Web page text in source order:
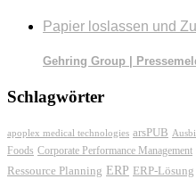
Papier loslassen und
Gehring Group |
Schlagwörter
apoplex medical technologies arsPUB
Foods Corporate Performance Management
Ressource Planning ERP ERP-Lösung